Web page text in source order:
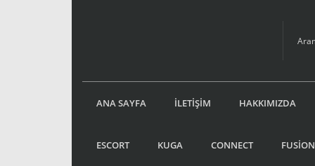
ANA SAYFA İLETİŞİM HAKKIMIZDA
ESCORT KUGA CONNECT FUSİON